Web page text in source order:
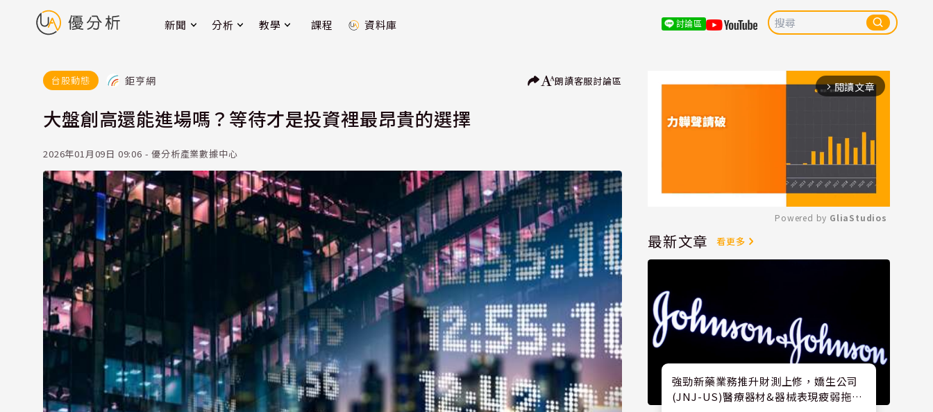
新聞 分析 教學 課程 資料庫 討論區
台股動態 鉅亨網 朗讀客服討論區
大盤創高還能進場嗎？等待才是投資裡最昂貴的選擇
2026年01月09日 09:06 - 優分析產業數據中心
arrow_forward_ios 閱讀文章
Mute
Powered by GliaStudios
最新文章 看更多
強勁新藥業務推升財測上修，嬌生公司
(JNJ-US)醫療器材&器械表現疲弱拖累